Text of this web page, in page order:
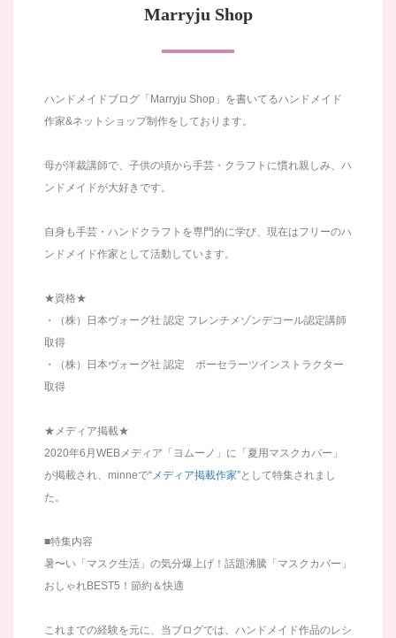
Marryju Shop
ハンドメイドブログ「Marryju Shop」を書いてるハンドメイド
作家&ネットショップ制作をしております。
母が洋裁講師で、子供の頃から手芸・クラフトに慣れ親しみ、ハ
ンドメイドが大好きです。
自身も手芸・ハンドクラフトを専門的に学び、現在はフリーのハ
ンドメイド作家として活動しています。
★資格★
・（株）日本ヴォーグ社 認定 フレンチメゾンデコール認定講師
取得
・（株）日本ヴォーグ社 認定 ポーセラーツインストラクター
取得
★メディア掲載★
2020年6月WEBメディア「ヨムーノ」に「夏用マスクカバー」
が掲載され、minneで“メディア掲載作家”として特集されまし
た。
■特集内容
暑〜い「マスク生活」の気分爆上げ！話題沸騰「マスクカバー」
おしゃれBEST5！節約＆快適
これまでの経験を元に、当ブログでは、ハンドメイド作品のレシ